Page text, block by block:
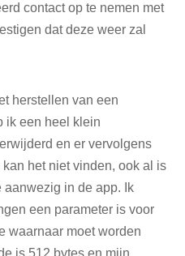
contact op te nemen met
dat deze weer zal
herstellen van een
ik een heel klein
en er vervolgens
het niet vinden, ook al is
aanwezig in de app. Ik
een parameter is voor
waarnaar moet worden